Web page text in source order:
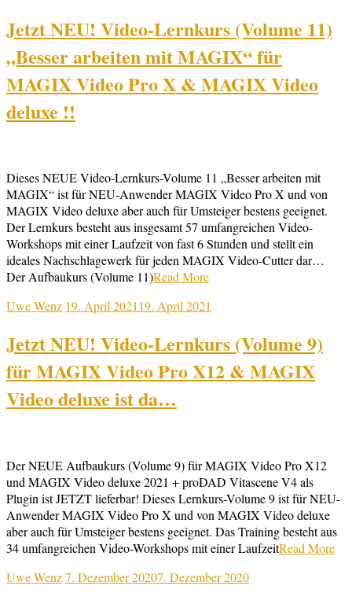
Jetzt NEU! Video-Lernkurs (Volume 11)
„Besser arbeiten mit MAGIX“ für
MAGIX Video Pro X & MAGIX Video
deluxe !!
Dieses NEUE Video-Lernkurs-Volume 11 „Besser arbeiten mit
MAGIX“ ist für NEU-Anwender MAGIX Video Pro X und von
MAGIX Video deluxe aber auch für Umsteiger bestens geeignet.
Der Lernkurs besteht aus insgesamt 57 umfangreichen Video-
Workshops mit einer Laufzeit von fast 6 Stunden und stellt ein
ideales Nachschlagewerk für jeden MAGIX Video-Cutter dar…
Der Aufbaukurs (Volume 11)Read More
Uwe Wenz 19. April 202119. April 2021
Jetzt NEU! Video-Lernkurs (Volume 9)
für MAGIX Video Pro X12 & MAGIX
Video deluxe ist da…
Der NEUE Aufbaukurs (Volume 9) für MAGIX Video Pro X12
und MAGIX Video deluxe 2021 + proDAD Vitascene V4 als
Plugin ist JETZT lieferbar! Dieses Lernkurs-Volume 9 ist für NEU-
Anwender MAGIX Video Pro X und von MAGIX Video deluxe
aber auch für Umsteiger bestens geeignet. Das Training besteht aus
34 umfangreichen Video-Workshops mit einer LaufzeitRead More
Uwe Wenz7. Dezember 20207. Dezember 2020